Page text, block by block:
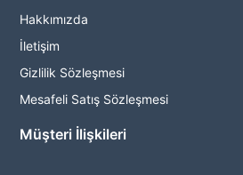
Hakkımızda
İletişim
Gizlilik Sözleşmesi
Mesafeli Satış Sözleşmesi
Müşteri İlişkileri